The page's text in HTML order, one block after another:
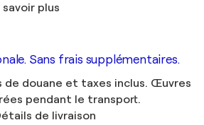
savoir plus
Sans frais supplémentaires.
de douane et taxes inclus. Œuvres
pendant le transport.
de livraison